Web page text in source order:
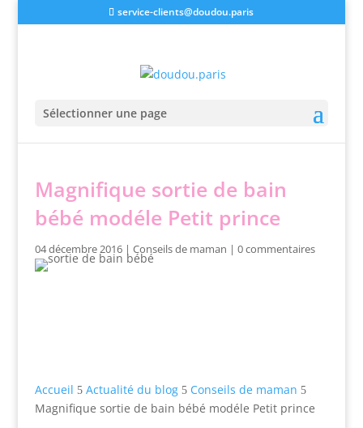
service-clients@doudou.paris
Sélectionner une page
Magnifique sortie de bain
bébé modéle Petit prince
04 décembre 2016| Conseils de maman | 0 commentaires
Accueil 5 Actualité du blog 5 Conseils de maman 5
Magnifique sortie de bain bébé modéle Petit prince